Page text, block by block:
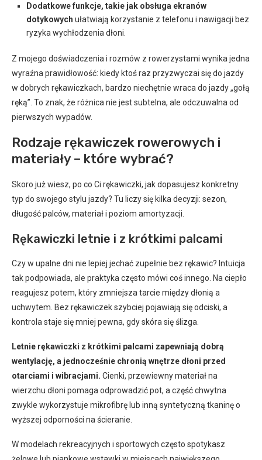
Dodatkowe funkcje, takie jak obsługa ekranów
dotykowych ułatwiają korzystanie z telefonu i nawigacji bez
ryzyka wychłodzenia dłoni.
Z mojego doświadczenia i rozmów z rowerzystami wynika jedna
wyraźna prawidłowość: kiedy ktoś raz przyzwyczai się do jazdy
w dobrych rękawiczkach, bardzo niechętnie wraca do jazdy „gołą
ręką”. To znak, że różnica nie jest subtelna, ale odczuwalna od
pierwszych wypadów.
Rodzaje rękawiczek rowerowych i
materiały – które wybrać?
Skoro już wiesz, po co Ci rękawiczki, jak dopasujesz konkretny
typ do swojego stylu jazdy? Tu liczy się kilka decyzji: sezon,
długość palców, materiał i poziom amortyzacji.
Rękawiczki letnie i z krótkimi palcami
Czy w upalne dni nie lepiej jechać zupełnie bez rękawic? Intuicja
tak podpowiada, ale praktyka często mówi coś innego. Na ciepło
reagujesz potem, który zmniejsza tarcie między dłonią a
uchwytem. Bez rękawiczek szybciej pojawiają się odciski, a
kontrola staje się mniej pewna, gdy skóra się ślizga.
Letnie rękawiczki z krótkimi palcami zapewniają dobrą
wentylację, a jednocześnie chronią wnętrze dłoni przed
otarciami i wibracjami. Cienki, przewiewny materiał na
wierzchu dłoni pomaga odprowadzić pot, a część chwytna
zwykle wykorzystuje mikrofibrę lub inną syntetyczną tkaninę o
wyższej odporności na ścieranie.
W modelach rekreacyjnych i sportowych często spotykasz